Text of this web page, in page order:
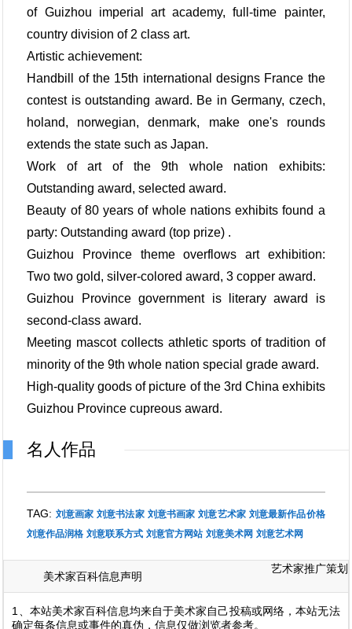
of Guizhou imperial art academy, full-time painter,
country division of 2 class art.
Artistic achievement:
Handbill of the 15th international designs France the
contest is outstanding award. Be in Germany, czech,
holand, norwegian, denmark, make one's rounds
extends the state such as Japan.
Work of art of the 9th whole nation exhibits:
Outstanding award, selected award.
Beauty of 80 years of whole nations exhibits found a
party: Outstanding award (top prize) .
Guizhou Province theme overflows art exhibition:
Two two gold, silver-colored award, 3 copper award.
Guizhou Province government is literary award is
second-class award.
Meeting mascot collects athletic sports of tradition of
minority of the 9th whole nation special grade award.
High-quality goods of picture of the 3rd China exhibits
Guizhou Province cupreous award.
名人作品
TAG: 刘意画家 刘意书法家 刘意书画家 刘意艺术家 刘意最新作品价格
刘意作品润格 刘意联系方式 刘意官方网站 刘意美术网 刘意艺术网
美术家百科信息声明
艺术家推广策划
1、本站美术家百科信息均来自于美术家自己投稿或网络，本站无法
确定每条信息或事件的真伪，信息仅做浏览者参考。